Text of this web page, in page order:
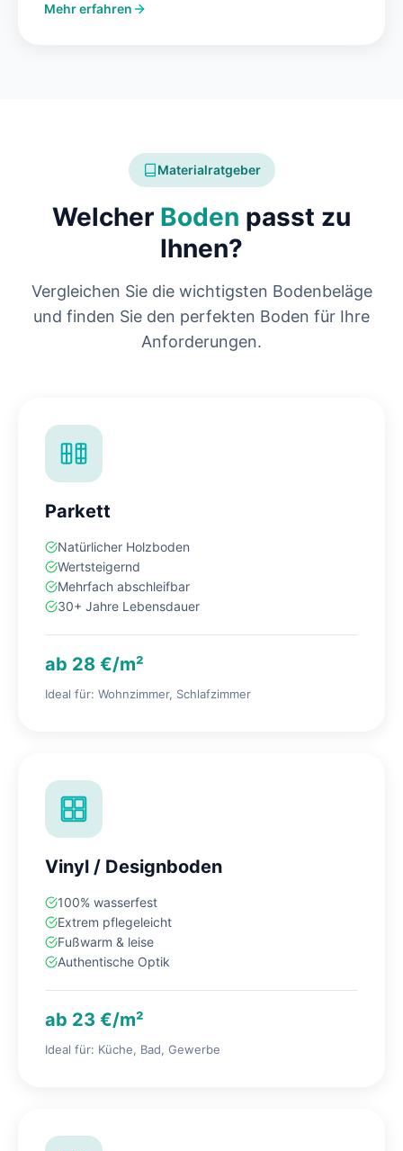
Mehr erfahren
Materialratgeber
Welcher Boden passt zu
Ihnen?
Vergleichen Sie die wichtigsten Bodenbeläge
und finden Sie den perfekten Boden für Ihre
Anforderungen.
Parkett
Natürlicher Holzboden
Wertsteigernd
Mehrfach abschleifbar
30+ Jahre Lebensdauer
ab 28 €/m²
Ideal für: Wohnzimmer, Schlafzimmer
Vinyl / Designboden
100% wasserfest
Extrem pflegeleicht
Fußwarm & leise
Authentische Optik
ab 23 €/m²
Ideal für: Küche, Bad, Gewerbe